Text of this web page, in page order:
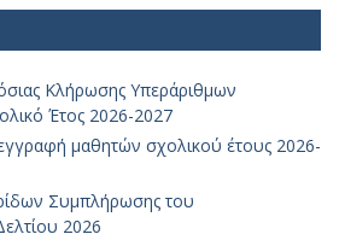
Κλήρωσης Υπεράριθμων
Έτος 2026-2027
μαθητών σχολικού έτους 2026-
Συμπλήρωσης του
2026